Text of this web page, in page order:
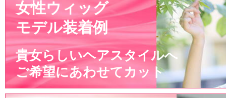
女性ウィッグ
モデル装着例
貴女らしいヘアスタイルへ
ご希望にあわせてカット